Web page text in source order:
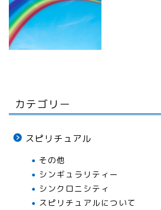
カテゴリー
スピリチュアル
その他
シンギュラリティー
シンクロニシティ
スピリチュアルについて